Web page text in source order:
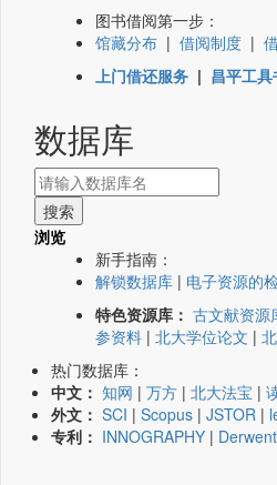
图书借阅第一步：
馆藏分布 | 借阅制度 |
上门借还服务 | 昌平工
数据库
浏览
新手指南：
解锁数据库 | 电子资源的
特色资源库： 古文献资源
参资料 | 北大学位论文 |
热门数据库：
中文： 知网 | 万方 | 北大法宝 |
外文： SCI | Scopus | JSTOR |
专利： INNOGRAPHY | Derwent